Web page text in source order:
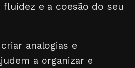
e a coesão do seu
analogias e
a organizar e